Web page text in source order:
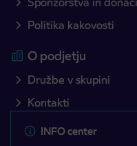
Politika kakovosti
O podjetju
Družbe v skupini
Kontakti
INFO center